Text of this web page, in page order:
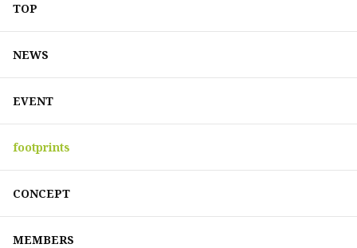
TOP
NEWS
EVENT
footprints
CONCEPT
MEMBERS